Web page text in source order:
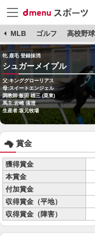
MLB ゴルフ 高校野球
牝 鹿毛 登録抹消
シュガーメイプル
父:キンググローリアス
母:スイートエンジェル
調教師:飯田 雄三 (栗東)
馬主:岩崎 僖澄
生産者:坂元牧場
賞金
獲得賞金
本賞金
付加賞金
収得賞金（平地）
収得賞金（障害）